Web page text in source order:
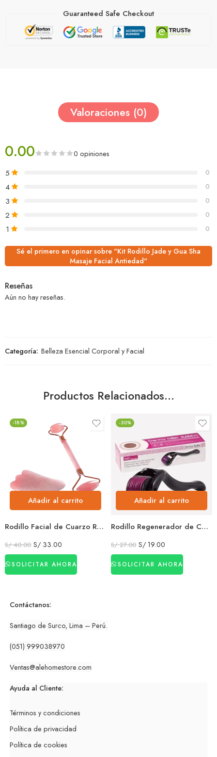
Guaranteed Safe Checkout
Valoraciones (0)
0.00 0 opiniones
5 0
4 0
3 0
2 0
1 0
Sé el primero en opinar sobre "Kit Rodillo Jade y Gua Sha
Masaje Facial Antiedad"
Reseñas
Aún no hay reseñas.
Categoría: Belleza Esencial Corporal y Facial
Productos Relacionados…
-18%
Añadir al carrito
Rodillo Facial de Cuarzo Rosa + Gua Sha Rejuvenecimiento Natural
S/40.00 S/ 33.00
SOLICITAR AHORA
-30%
Añadir al carrito
Rodillo Regenerador de Colágeno Reafirma y Revitaliza la Piel
S/27.00 S/19.00
SOLICITAR AHORA
Contáctanos:
Santiago de Surco, Lima – Perú.
(051) 999038970
Ventas@alehomestore.com
Ayuda al Cliente:
Términos y condiciones
Política de privacidad
Política de cookies